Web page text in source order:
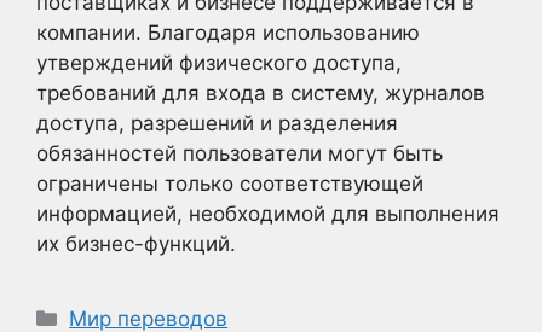
компании. Благодаря использованию
утверждений физического доступа,
требований для входа в систему, журналов
доступа, разрешений и разделения
обязанностей пользователи могут быть
ограничены только соответствующей
информацией, необходимой для выполнения
их бизнес-функций.
Рубрики
Мир переводов